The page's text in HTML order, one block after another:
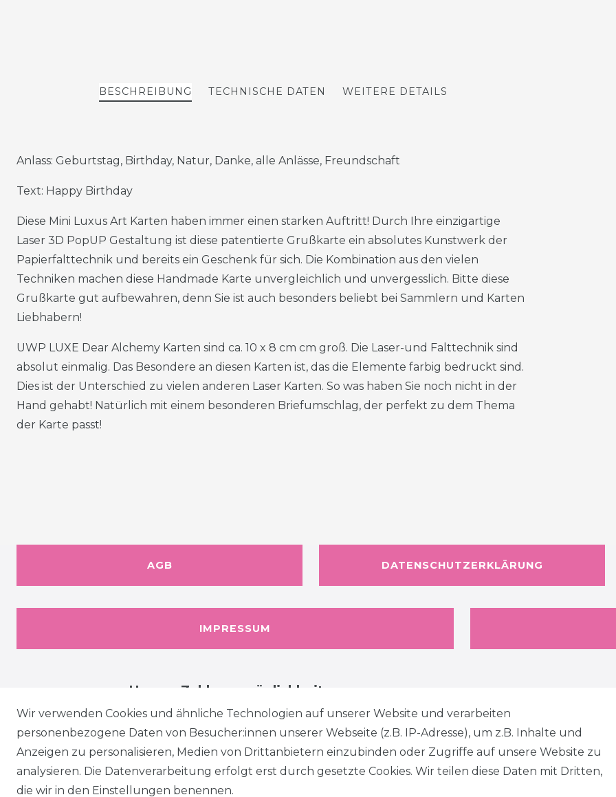
BESCHREIBUNG TECHNISCHE DATEN WEITERE DETAILS
Anlass: Geburtstag, Birthday, Natur, Danke, alle Anlässe, Freundschaft
Text: Happy Birthday
Diese Mini Luxus Art Karten haben immer einen starken Auftritt! Durch Ihre einzigartige
Laser 3D PopUP Gestaltung ist diese patentierte Grußkarte ein absolutes Kunstwerk der
Papierfalttechnik und bereits ein Geschenk für sich. Die Kombination aus den vielen
Techniken machen diese Handmade Karte unvergleichlich und unvergesslich. Bitte diese
Grußkarte gut aufbewahren, denn Sie ist auch besonders beliebt bei Sammlern und Karten
Liebhabern!
UWP LUXE Dear Alchemy Karten sind ca. 10 x 8 cm cm groß. Die Laser-und Falttechnik sind
absolut einmalig. Das Besondere an diesen Karten ist, das die Elemente farbig bedruckt sind.
Dies ist der Unterschied zu vielen anderen Laser Karten. So was haben Sie noch nicht in der
Hand gehabt! Natürlich mit einem besonderen Briefumschlag, der perfekt zu dem Thema
der Karte passt!
AGB DATENSCHUTZERKLÄRUNG
IMPRESSUM
Unsere Zahlungsmöglichkeiten
Wir verwenden Cookies und ähnliche Technologien auf unserer Website und verarbeiten
personenbezogene Daten von Besucher:innen unserer Webseite (z.B. IP-Adresse), um z.B. Inhalte und
Anzeigen zu personalisieren, Medien von Drittanbietern einzubinden oder Zugriffe auf unsere Website zu
analysieren. Die Datenverarbeitung erfolgt erst durch gesetzte Cookies. Wir teilen diese Daten mit Dritten,
die wir in den Einstellungen benennen.